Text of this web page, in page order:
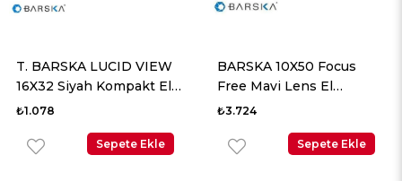
T. BARSKA LUCID VIEW
16X32 Siyah Kompakt El
Dürbünü
₺1.078
Sepete Ekle
BARSKA 10X50 Focus
Free Mavi Lens El
Dürbünü
₺3.724
Sepete Ekle